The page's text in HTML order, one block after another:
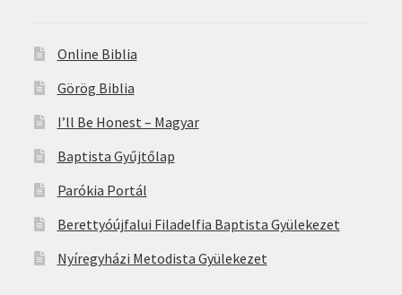
Online Biblia
Görög Biblia
I’ll Be Honest – Magyar
Baptista Gyűjtőlap
Parókia Portál
Berettyóújfalui Filadelfia Baptista Gyülekezet
Nyíregyházi Metodista Gyülekezet